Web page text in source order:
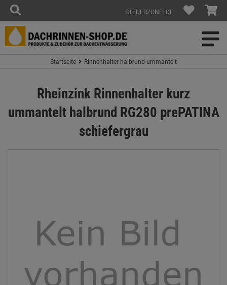
STEUERZONE: DE
Startseite Rinnenhalter halbrund ummantelt
Rheinzink Rinnenhalter kurz
ummantelt halbrund RG280 prePATINA
schiefergrau